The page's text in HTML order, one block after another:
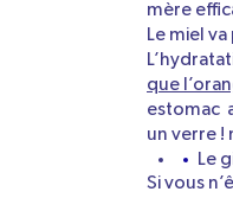
mère
Le miel
que
estomac
un verre !
Le
Si vous